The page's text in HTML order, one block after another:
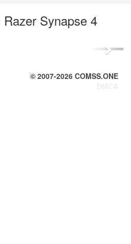
Synapse 4
Next
© 2007-2026 COMSS.ONE